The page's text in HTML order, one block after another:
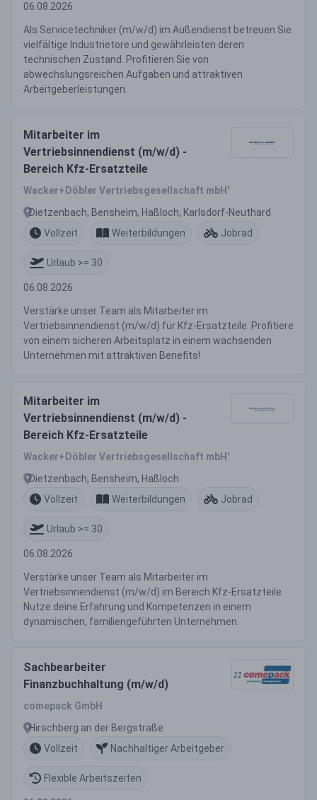
06.08.2026
Als Servicetechniker (m/w/d) im Außendienst betreuen Sie
vielfältige Industrietore und gewährleisten deren
technischen Zustand. Profitieren Sie von
abwechslungsreichen Aufgaben und attraktiven
Arbeitgeberleistungen.
Mitarbeiter im
Vertriebsinnendienst (m/w/d) -
Bereich Kfz-Ersatzteile
Wacker+Döbler Vertriebsgesellschaft mbH'
Dietzenbach, Bensheim, Haßloch, Karlsdorf-Neuthard
Vollzeit
Weiterbildungen Jobrad
Urlaub >= 30
06.08.2026
Verstärke unser Team als Mitarbeiter im
Vertriebsinnendienst (m/w/d) für Kfz-Ersatzteile. Profitiere
von einem sicheren Arbeitsplatz in einem wachsenden
Unternehmen mit attraktiven Benefits!
Mitarbeiter im
Vertriebsinnendienst (m/w/d) -
Bereich Kfz-Ersatzteile
Wacker+Döbler Vertriebsgesellschaft mbH'
Dietzenbach, Bensheim, Haßloch
Vollzeit
Weiterbildungen Jobrad
Urlaub >= 30
06.08.2026
Verstärke unser Team als Mitarbeiter im
Vertriebsinnendienst (m/w/d) im Bereich Kfz-Ersatzteile.
Nutze deine Erfahrung und Kompetenzen in einem
dynamischen, familiengeführten Unternehmen.
Sachbearbeiter
Finanzbuchhaltung (m/w/d)
comepack GmbH
Hirschberg an der Bergstraße
Vollzeit
Nachhaltiger Arbeitgeber
Flexible Arbeitszeiten